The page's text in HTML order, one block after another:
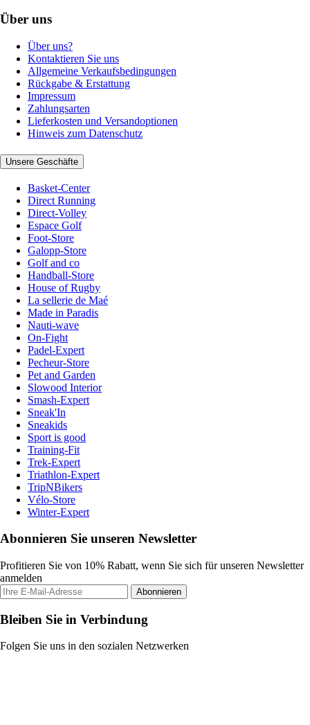
Über uns
Über uns?
Kontaktieren Sie uns
Allgemeine Verkaufsbedingungen
Rückgabe & Erstattung
Impressum
Zahlungsarten
Lieferkosten und Versandoptionen
Hinweis zum Datenschutz
Unsere Geschäfte
Basket-Center
Direct Running
Direct-Volley
Espace Golf
Foot-Store
Galopp-Store
Golf and co
Handball-Store
House of Rugby
La sellerie de Maé
Made in Paradis
Nauti-wave
On-Fight
Padel-Expert
Pecheur-Store
Pet and Garden
Slowood Interior
Smash-Expert
Sneak'In
Sneakids
Sport is good
Training-Fit
Trek-Expert
Triathlon-Expert
TripNBikers
Vélo-Store
Winter-Expert
Abonnieren Sie unseren Newsletter
Profitieren Sie von 10% Rabatt, wenn Sie sich für unseren Newsletter
anmelden
Abonnieren
Bleiben Sie in Verbindung
Folgen Sie uns in den sozialen Netzwerken